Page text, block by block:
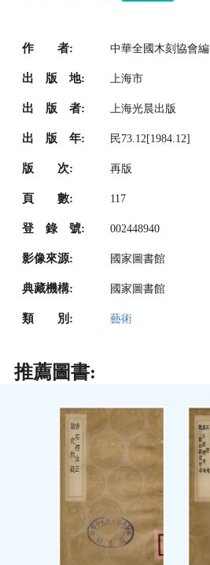
作 者: 中華全國木刻協會編
出 版 地: 上海市
出 版 者: 上海光晨出版
出 版 年: 民73.12[1984.12]
版 次: 再版
頁 數: 117
登 錄 號: 002448940
影像來源: 國家圖書館
典藏機構: 國家圖書館
類 別: 藝術
推薦圖書: